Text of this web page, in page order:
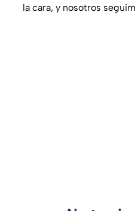
la cara, y nosotros